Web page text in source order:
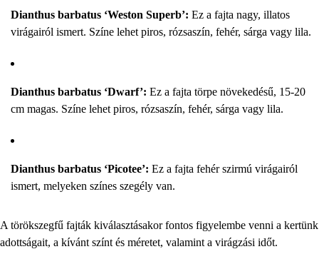
Dianthus barbatus ‘Weston Superb’: Ez a fajta nagy, illatos
virágairól ismert. Színe lehet piros, rózsaszín, fehér, sárga vagy lila.
Dianthus barbatus ‘Dwarf’: Ez a fajta törpe növekedésű, 15-20
cm magas. Színe lehet piros, rózsaszín, fehér, sárga vagy lila.
Dianthus barbatus ‘Picotee’: Ez a fajta fehér szirmú virágairól
ismert, melyeken színes szegély van.
A törökszegfű fajták kiválasztásakor fontos figyelembe venni a kertünk
adottságait, a kívánt színt és méretet, valamint a virágzási időt.